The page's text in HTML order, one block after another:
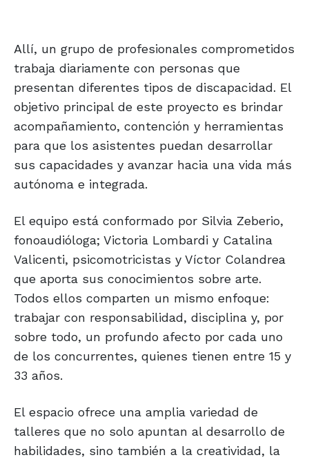
Allí, un grupo de profesionales comprometidos
trabaja diariamente con personas que
presentan diferentes tipos de discapacidad. El
objetivo principal de este proyecto es brindar
acompañamiento, contención y herramientas
para que los asistentes puedan desarrollar
sus capacidades y avanzar hacia una vida más
autónoma e integrada.
El equipo está conformado por Silvia Zeberio,
fonoaudióloga; Victoria Lombardi y Catalina
Valicenti, psicomotricistas y Víctor Colandrea
que aporta sus conocimientos sobre arte.
Todos ellos comparten un mismo enfoque:
trabajar con responsabilidad, disciplina y, por
sobre todo, un profundo afecto por cada uno
de los concurrentes, quienes tienen entre 15 y
33 años.
El espacio ofrece una amplia variedad de
talleres que no solo apuntan al desarrollo de
habilidades, sino también a la creatividad, la